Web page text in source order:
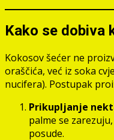
Kako se dobiva
Kokosov šećer ne
oraščića, već iz soka
nucifera). Postupak
Prikupljanje
palme se
posude.